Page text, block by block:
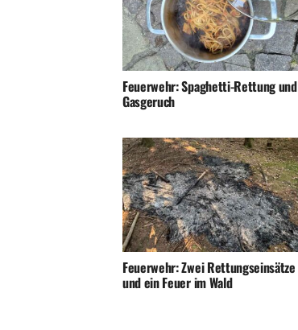
Feuerwehr: Spaghetti-Rettung und
Gasgeruch
Feuerwehr: Zwei Rettungseinsätze
und ein Feuer im Wald